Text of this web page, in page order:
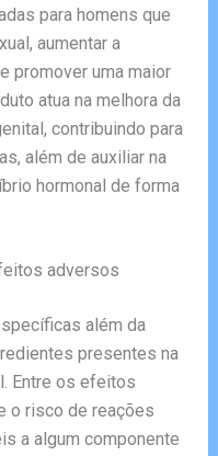
para homens que
aumentar a
promover uma maior
atua na melhora da
contribuindo para
além de auxiliar na
hormonal de forma
adversos
além da
presentes na
Entre os efeitos
o risco de reações
a algum componente